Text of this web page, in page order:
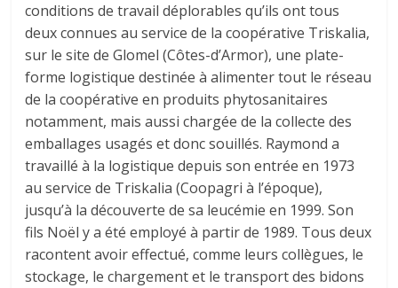
conditions de travail déplorables qu’ils ont tous
deux connues au service de la coopérative Triskalia,
sur le site de Glomel (Côtes-d’Armor), une plate-
forme logistique destinée à alimenter tout le réseau
de la coopérative en produits phytosanitaires
notamment, mais aussi chargée de la collecte des
emballages usagés et donc souillés. Raymond a
travaillé à la logistique depuis son entrée en 1973
au service de Triskalia (Coopagri à l’époque),
jusqu’à la découverte de sa leucémie en 1999. Son
fils Noël y a été employé à partir de 1989. Tous deux
racontent avoir effectué, comme leurs collègues, le
stockage, le chargement et le transport des bidons